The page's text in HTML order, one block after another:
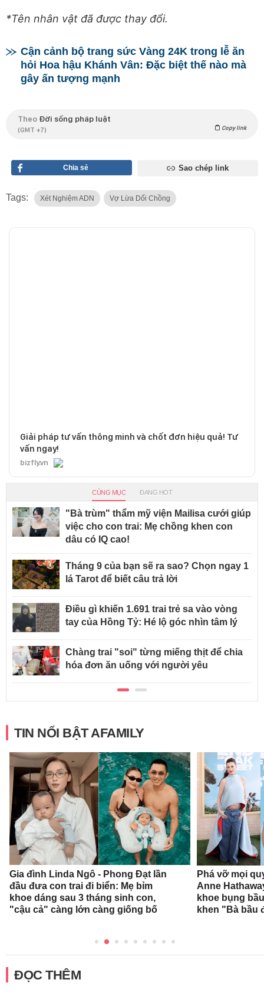
*Tên nhân vật đã được thay đổi.
Cận cảnh bộ trang sức Vàng 24K trong lễ ăn
hỏi Hoa hậu Khánh Vân: Đặc biệt thế nào mà
gây ấn tượng mạnh
Theo Đời sống pháp luật
(GMT +7) Copy link
Chia sẻ Sao chép link
Tags: Xét Nghiệm ADN Vợ Lừa Dối Chồng
Giải pháp tư vấn thông minh và chốt đơn hiệu quả! Tư
vấn ngay!
bizfly.vn
CÙNG MỤC ĐANG HOT
"Bà trùm" thẩm mỹ viện Mailisa cưới giúp
việc cho con trai: Mẹ chồng khen con
dâu có IQ cao!
Tháng 9 của bạn sẽ ra sao? Chọn ngay 1
lá Tarot để biết câu trả lời
Điều gì khiến 1.691 trai trẻ sa vào vòng
tay của Hồng Tỷ: Hé lộ góc nhìn tâm lý
Chàng trai "soi" từng miếng thịt để chia
hóa đơn ăn uống với người yêu
TIN NỔI BẬT AFAMILY
Gia đình Linda Ngô - Phong Đạt lần
đầu đưa con trai đi biển: Mẹ bỉm
khoe dáng sau 3 tháng sinh con,
"cậu cả" càng lớn càng giống bố
Phá vỡ mọi
Anne
khoe bụng
khen "Bà bầu
ĐỌC THÊM